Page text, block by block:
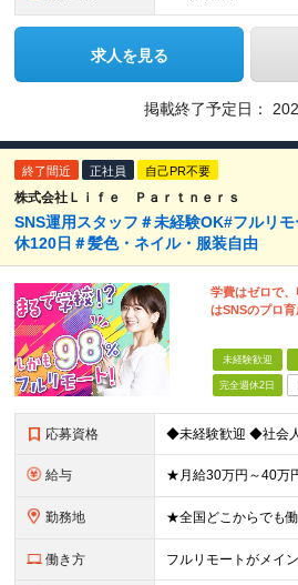
求人を見る
掲載終了予定日：
終了間近 正社員 自己PR不要
株式会社Ｌｉｆｅ Ｐａｒｔｎｅｒｓ
SNS運用スタッフ＃未経験OK#フルリ
休120日＃髪色・ネイル・服装自由
学費はゼロで
はSNSのプロ
未経験歓迎
完全週休2日
応募資格
給与
勤務地
働き方 フルリモートがメイン